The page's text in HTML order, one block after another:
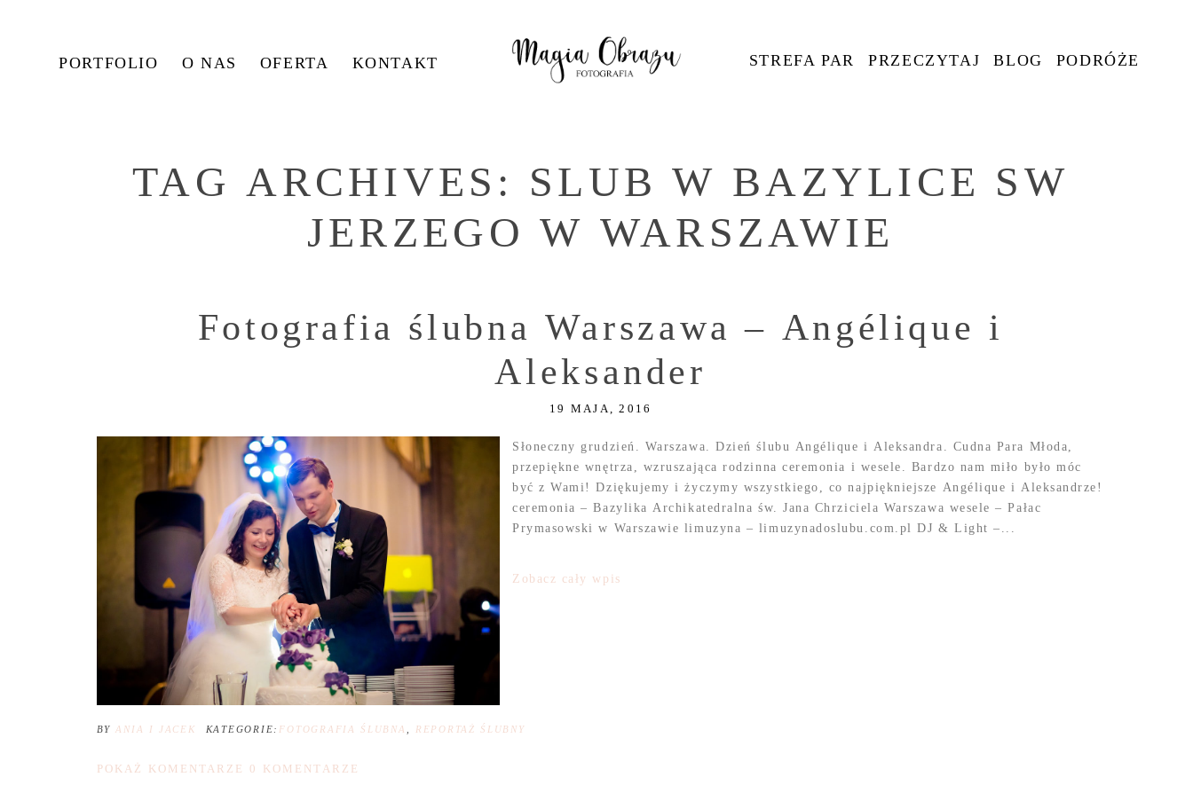
PORTFOLIO O NAS OFERTA KONTAKT STREFA PAR PRZECZYTAJ BLOG PODRÓŻE
TAG ARCHIVES: SLUB W BAZYLICE SW
JERZEGO W WARSZAWIE
Fotografia ślubna Warszawa – Angélique i
Aleksander
19 MAJA, 2016
Słoneczny grudzień. Warszawa. Dzień ślubu Angélique i Aleksandra. Cudna Para Młoda,
przepiękne wnętrza, wzruszająca rodzinna ceremonia i wesele. Bardzo nam miło było móc
być z Wami! Dziękujemy i życzymy wszystkiego, co najpiękniejsze Angélique i Aleksandrze!
ceremonia – Bazylika Archikatedralna św. Jana Chrziciela Warszawa wesele – Pałac
Prymasowski w Warszawie limuzyna – limuzynadoslubu.com.pl DJ & Light –...
Zobacz cały wpis
BY ANIA I JACEK KATEGORIE: FOTOGRAFIA ŚLUBNA REPORTAŻ ŚLUBNY
POKAŻ KOMENTARZE 0 KOMENTARZE